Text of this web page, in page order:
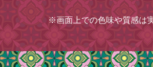
※画面上での色味や質感は
承ください。